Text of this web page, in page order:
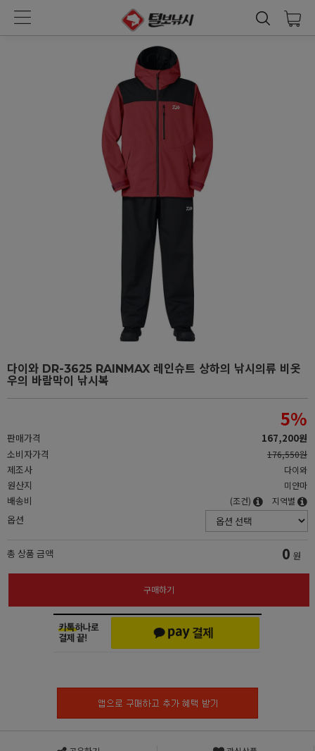
다이와 DR-3625 RAINMAX 레인슈트 상하의 낚시의류 비옷
우의 바람막이 낚시복
판매가격
5%
167,200원
소비자가격
176,550원
제조사 다이와
원산지 미얀마
배송비 (조건) 지역별
옵션
총 상품 금액 0 원
구매하기